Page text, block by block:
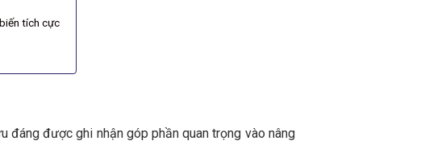
tích cực
đáng được ghi nhận góp phần quan trọng vào nâng